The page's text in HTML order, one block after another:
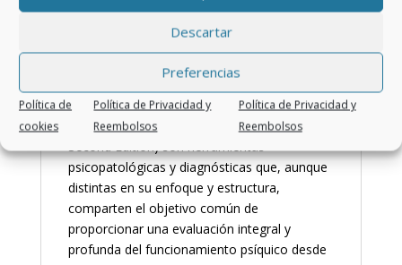
Descartar
Preferencias
Política de
cookies
Política de Privacidad y
Reembolsos
Política de Privacidad y
Reembolsos
acercamiento multiaxial a la clasificación y
organización de los padecimientos
psicológicos.
Manual, Second Edition) y el
OPD-2
(Operationalized Psychodynamic Diagnosis,
Second Edition) son herramientas
psicopatológicas y diagnósticas que, aunque
distintas en su enfoque y estructura,
comparten el objetivo común de
proporcionar una evaluación integral y
profunda del funcionamiento psíquico desde